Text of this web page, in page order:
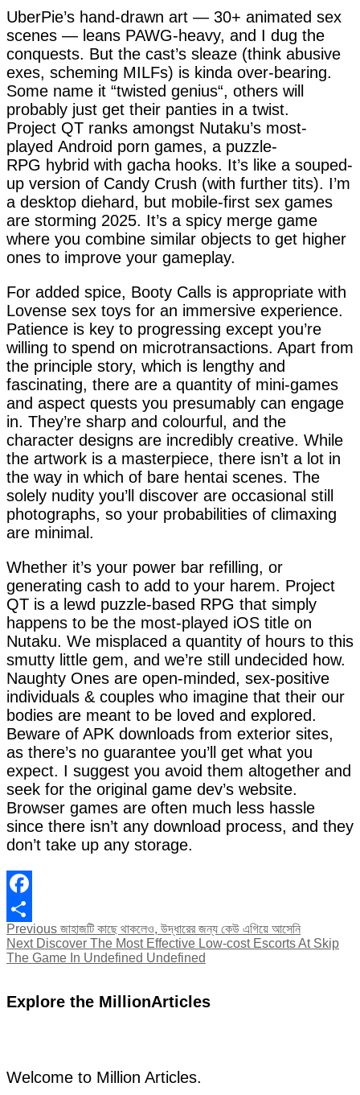
UberPie’s hand-drawn art — 30+ animated sex
scenes — leans PAWG-heavy, and I dug the
conquests. But the cast’s sleaze (think abusive
exes, scheming MILFs) is kinda over-bearing.
Some name it “twisted genius“, others will
probably just get their panties in a twist.
Project QT ranks amongst Nutaku’s most-
played Android porn games, a puzzle-
RPG hybrid with gacha hooks. It’s like a souped-
up version of Candy Crush (with further tits). I’m
a desktop diehard, but mobile-first sex games
are storming 2025. It’s a spicy merge game
where you combine similar objects to get higher
ones to improve your gameplay.
For added spice, Booty Calls is appropriate with
Lovense sex toys for an immersive experience.
Patience is key to progressing except you’re
willing to spend on microtransactions. Apart from
the principle story, which is lengthy and
fascinating, there are a quantity of mini-games
and aspect quests you presumably can engage
in. They’re sharp and colourful, and the
character designs are incredibly creative. While
the artwork is a masterpiece, there isn’t a lot in
the way in which of bare hentai scenes. The
solely nudity you’ll discover are occasional still
photographs, so your probabilities of climaxing
are minimal.
Whether it’s your power bar refilling, or
generating cash to add to your harem. Project
QT is a lewd puzzle-based RPG that simply
happens to be the most-played iOS title on
Nutaku. We misplaced a quantity of hours to this
smutty little gem, and we’re still undecided how.
Naughty Ones are open-minded, sex-positive
individuals & couples who imagine that their our
bodies are meant to be loved and explored.
Beware of APK downloads from exterior sites,
as there’s no guarantee you’ll get what you
expect. I suggest you avoid them altogether and
seek for the original game dev’s website.
Browser games are often much less hassle
since there isn’t any download process, and they
don’t take up any storage.
Facebook
Share
Post
navigation
Previous Previous
post:
জাহাজটি কাছে থাকলেও, উদ্ধারের জন্য কেউ এগিয়ে আসেনি
Next Next
post:
Discover The Most Effective Low-cost Escorts At Skip
The Game In Undefined Undefined
Explore the MillionArticles
Welcome to Million Articles.